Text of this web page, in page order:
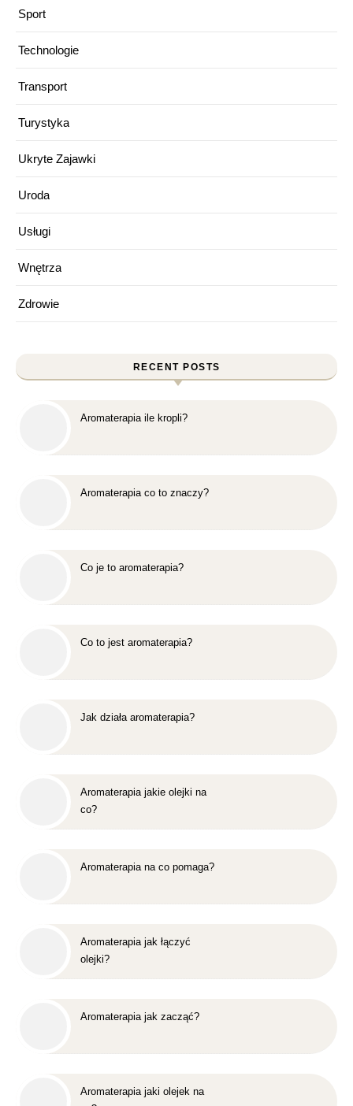
Sport
Technologie
Transport
Turystyka
Ukryte Zajawki
Uroda
Usługi
Wnętrza
Zdrowie
RECENT POSTS
Aromaterapia ile kropli?
Aromaterapia co to znaczy?
Co je to aromaterapia?
Co to jest aromaterapia?
Jak działa aromaterapia?
Aromaterapia jakie olejki na
co?
Aromaterapia na co pomaga?
Aromaterapia jak łączyć
olejki?
Aromaterapia jak zacząć?
Aromaterapia jaki olejek na